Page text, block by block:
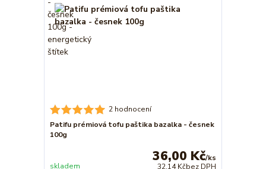
2 hodnocení
Patifu prémiová tofu paštika bazalka - česnek
100g
36,00 Kč/ks
32,14 Kčbez DPH
skladem